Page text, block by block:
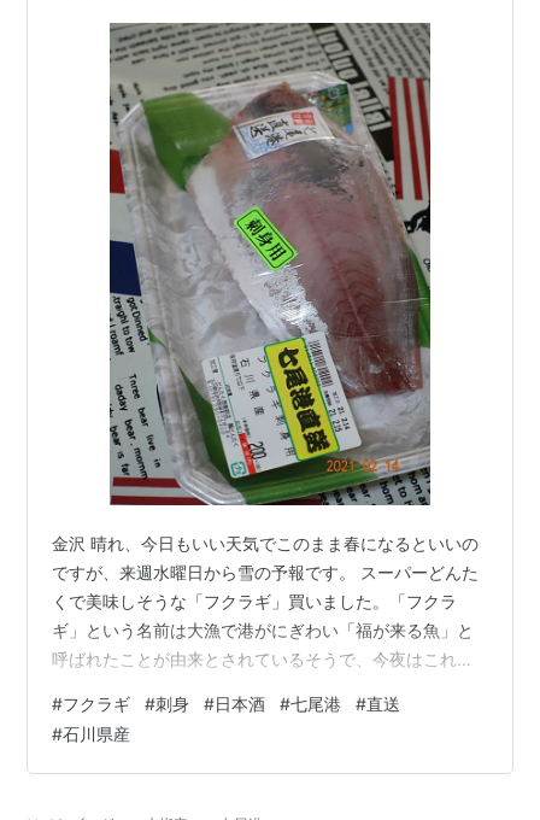
金沢 晴れ、今日もいい天気でこのまま春になるといいの
ですが、来週水曜日から雪の予報です。 スーパーどんた
くで美味しそうな「フクラギ」買いました。「フクラ
ギ」という名前は大漁で港がにぎわい「福が来る魚」と
呼ばれたことが由来とされているそうで、今夜はこれを
2021年02月14日 DSC-RX100M3】 ランキング参加中で
もう一押しお願いしますにほんブログ村金沢市ランキン
グ
#フクラギ #刺身 #日本酒 #七尾港 #直送
#石川県産